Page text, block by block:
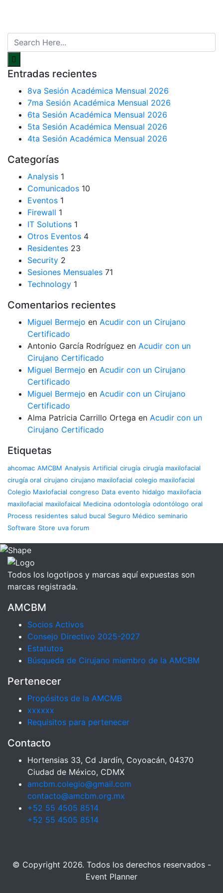
Entradas recientes
8va Sesión Académica Mensual 2026
7ma Sesión Académica Mensual 2026
6ta Sesión Académica Mensual 2026
5ta Sesión Académica Mensual 2026
4ta Sesión Académica Mensual 2026
Categorías
Analysis 1
Comunicados 10
Eventos 1
Firewall 1
IT Solutions 1
Otros Eventos 4
Residentes 23
Security 2
Sesiones Mensuales 71
Technology 1
Comentarios recientes
Miguel Bermejo en Acudir con un Cirujano
Certificado
Antonio García Rodríguez en Acudir con un
Cirujano Certificado
Miguel Bermejo en Acudir con un Cirujano
Certificado
Miguel Bermejo en Acudir con un Cirujano
Certificado
Alma Patricia Carrillo Ortega en Acudir con un
Cirujano Certificado
Etiquetas
ahcomac AMCBM Analysis Artificial cirugía cirugía maxilofacial
cirugía oral cirujano cirujano maxilofacial colegio maxilofacial
Colegio Maxlofacial congreso Data evento hidalgo maxilofacia
maxilofacial maxilofaical Medicina odontología odontólogo oral
Process residentes salud bucal Seguro Médico seminario
Software Store uva forum
Todos los logotipos y marcas aquí expuestas son
marcas registrada.
AMCBM
Socios Activos
Consejo Directivo 2025-2027
Estatutos
Búsqueda de Cirujano miembro de la AMCBM
Pertenecer
Propósitos de la AMCMB
xxxxxx
Requisitos para pertenecer
Contacto
Hortensias 33, Cd Jardín, Coyoacán, 04370
Ciudad de México, CDMX
amcbm.colegio@gmail.com
contacto@amcbm.org.mx
+52 55 4505 8514
+52 55 4505 8514
© Copyright 2026. Todos los derechos reservados -
Event Planner